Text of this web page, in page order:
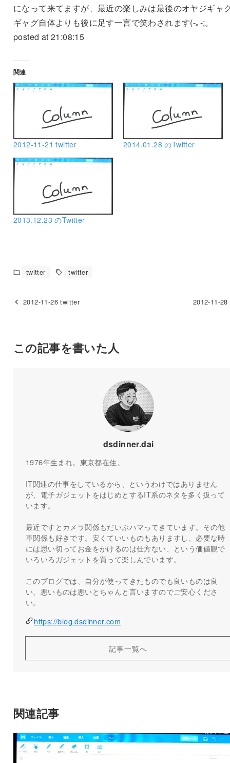
になって来てますが、最近の楽しみは最後のオヤジギャ
ギャグ自体よりも後に足す一言で笑わされます(-｡-;。
posted at 21:08:15
関連
2012-11-21 twitter 2014.01.28 のTwitter
2013.12.23 のTwitter
twitter twitter
2012-11-26 twitter 2012-11-
この記事を書いた人
dsdinner.dai
1976年生まれ。東京都在住。
IT関連の仕事をしているから、というわけではありません
が、電子ガジェットをはじめとするIT系のネタを多く扱って
います。
最近ですとカメラ関係もだいぶハマってきています。その他
車関係も好きです。安くていいものもありますし、必要な時
には思い切ってお金をかけるのは仕方ない、という価値観で
いろいろガジェットを買って楽しんでいます。
このブログでは、自分が使ってきたものでも良いものは良
い、悪いものは悪いとちゃんと言いますのでご安心くださ
い。
https://blog.dsdinner.com
記事一覧へ
関連記事